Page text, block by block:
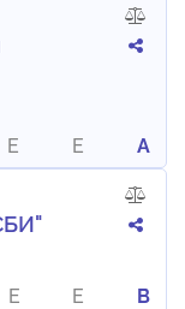
E E
A
E E
B